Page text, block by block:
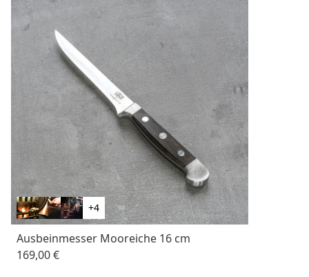
+4
Ausbeinmesser Mooreiche 16 cm
169,00 €